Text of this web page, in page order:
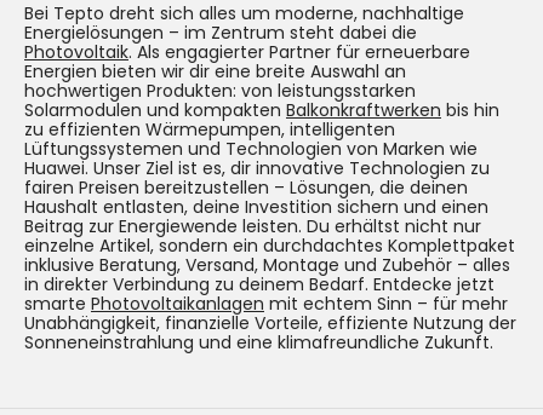
Bei Tepto dreht sich alles um moderne, nachhaltige
Energielösungen – im Zentrum steht dabei die
Photovoltaik. Als engagierter Partner für erneuerbare
Energien bieten wir dir eine breite Auswahl an
hochwertigen Produkten: von leistungsstarken
Solarmodulen und kompakten Balkonkraftwerken bis hin
zu effizienten Wärmepumpen, intelligenten
Lüftungssystemen und Technologien von Marken wie
Huawei. Unser Ziel ist es, dir innovative Technologien zu
fairen Preisen bereitzustellen – Lösungen, die deinen
Haushalt entlasten, deine Investition sichern und einen
Beitrag zur Energiewende leisten. Du erhältst nicht nur
einzelne Artikel, sondern ein durchdachtes Komplettpaket
inklusive Beratung, Versand, Montage und Zubehör – alles
in direkter Verbindung zu deinem Bedarf. Entdecke jetzt
smarte Photovoltaikanlagen mit echtem Sinn – für mehr
Unabhängigkeit, finanzielle Vorteile, effiziente Nutzung der
Sonneneinstrahlung und eine klimafreundliche Zukunft.